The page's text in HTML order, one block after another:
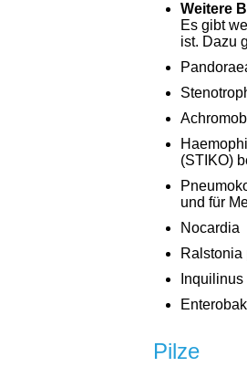
Weitere
Es gibt
ist. Dazu
(STIKO)
und für
Nocardia
Ralstonia
Inquilinus
Pilze